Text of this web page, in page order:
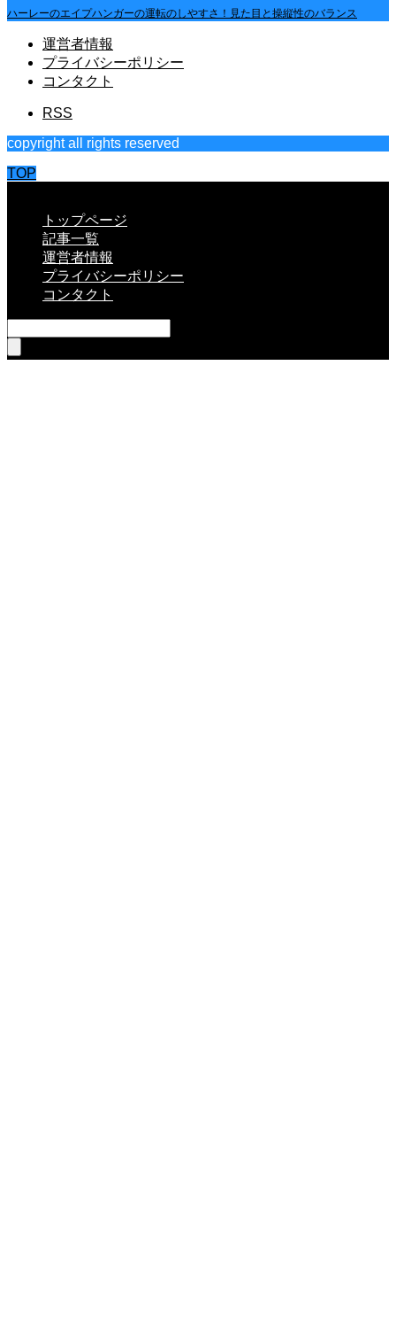
ハーレーのエイプハンガーの運転のしやすさ！見た目と操縦性のバランス
運営者情報
プライバシーポリシー
コンタクト
RSS
copyright all rights reserved
TOP
トップページ
記事一覧
運営者情報
プライバシーポリシー
コンタクト